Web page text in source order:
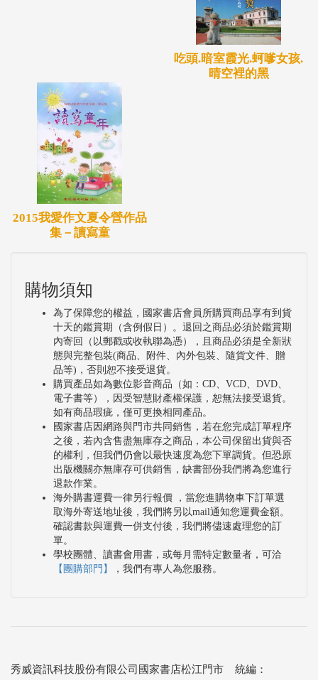
吃頭.暗室霞光.蚵嗲女孩.
晴空裡的黑
2015我愛作文夏令營作品
集－讀寫童
購物須知
為了保障您的權益，國家書店會員所購買商品享有到貨
十天的鑑賞期（含例假日）。退回之商品必須於鑑賞期
內寄回（以郵戳或收執聯為憑），且商品必須是全新狀
態與完整包裝(商品、附件、內外包裝、隨貨文件、贈
品等)，否則恕不接受退貨。
購買產品如為數位影音商品（如：CD、VCD、DVD、
電子書等），因受智慧財產權保護，恕無法接受退貨。
如有商品瑕疵，僅可更換相同產品。
國家書店因網路與門市共同銷售，若在您完成訂單程序
之後，若內含售盡無庫存之商品，本公司保留出貨與否
的權利，但我們仍會以最快速度為您下單調貨。但恐原
出版機關亦無庫存可供銷售，缺書部份我們將為您進行
退款作業。
海外購書運費一律另行報價 ，當您進購物車下訂單選
取海外寄送地址後，我們將另以mail通知您運費金額。
確認書款與運費一併支付後，我們將儘速處理您的訂
單。
學校團體、讀書會用書，或每月需特定數量者，可洽
【團購部門】
，我們有專人為您服務。
秀威資訊科技股份有限公司國家書店松江門市 統編：